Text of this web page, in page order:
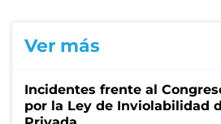
Ver más
Incidentes frente al
por la Ley de Inviolabilidad